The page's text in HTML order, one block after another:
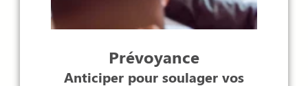
Prévoyance
Anticiper pour soulager vos